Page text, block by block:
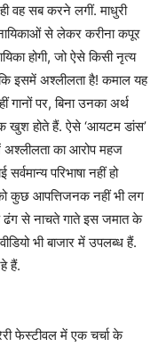
वह सब करने लगीं. माधुरी
से लेकर करीना कपूर
होगी, जो ऐसे किसी नृत्य
इसमें अश्लीलता है! कमाल यह
गानों पर, बिना उनका अर्थ
खुश होते हैं. ऐसे ‘आयटम डांस’
का आरोप महज
परिभाषा नहीं हो
कुछ आपत्तिजनक नहीं भी लग
से नाचते गाते इस जमात के
भी बाजार में उपलब्ध हैं.
हैं.
फेस्टीवल में एक चर्चा के